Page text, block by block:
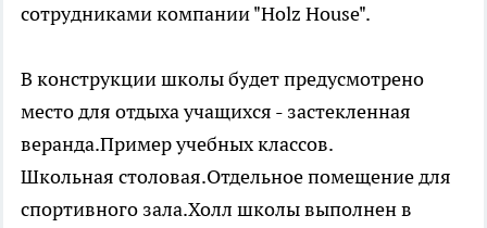
сотрудниками компании "Holz House".
В конструкции школы будет предусмотрено
место для отдыха учащихся - застекленная
веранда.Пример учебных классов.
Школьная столовая.Отдельное помещение для
спортивного зала.Холл школы выполнен в